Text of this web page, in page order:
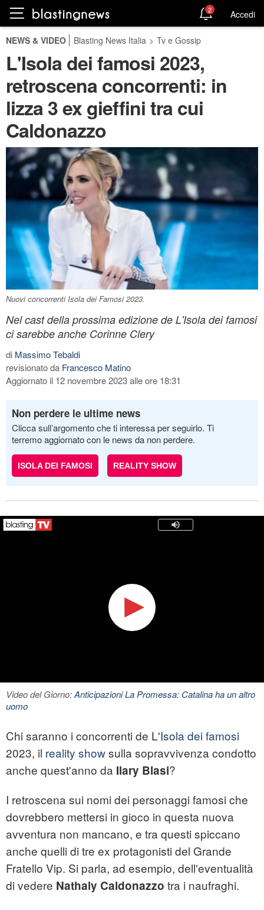
2 Accedi
NEWS & VIDEO Blasting News Italia > Tv e Gossip
L'Isola dei famosi 2023,
retroscena concorrenti: in
lizza 3 ex gieffini tra cui
Caldonazzo
Nuovi concorrenti Isola dei Famosi 2023.
Nel cast della prossima edizione de L'Isola dei famosi
ci sarebbe anche Corinne Clery
di Massimo Tebaldi
revisionato da Francesco Matino
Aggiornato il 12 novembre 2023 alle ore 18:31
Non perdere le ultime news
Clicca sull’argomento che ti interessa per seguirlo. Ti
terremo aggiornato con le news da non perdere.
ISOLA DEI FAMOSI REALITY SHOW
Video del Giorno:Anticipazioni La Promessa: Catalina ha un altro
uomo
Chi saranno i concorrenti de L'Isola dei famosi
2023, il reality showsulla sopravvivenza condotto
anche quest'anno da Ilary Blasi?
I retroscena sui nomi dei personaggi famosi che
dovrebbero mettersi in gioco in questa nuova
avventura non mancano, e tra questi spiccano
anche quelli di tre ex protagonisti del Grande
Fratello Vip. Si parla, ad esempio, dell'eventualità
di vedere Nathaly Caldonazzo tra i naufraghi.